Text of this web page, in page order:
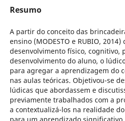
Resumo
A partir do conceito das
ensino (MODESTO e RUBIO,
desenvolvimento físico, cognitivo,
desenvolvimento do aluno, o
para agregar a aprendizagem do
nas aulas teóricas. Objetivou-se
lúdicas que abordassem e
previamente trabalhados com a
a contextualizá-los na realidade